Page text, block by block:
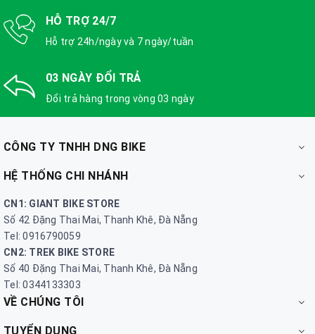
HỖ TRỢ 24/7
Hỗ trợ 24h/ngày và 7 ngày/tuần
03 NGÀY ĐỔI TRẢ
Đổi trả hàng trong vòng 03 ngày
CÔNG TY TNHH DNG BIKE
HỆ THỐNG CHI NHÁNH
CN1: GIANT BIKE STORE
Số 42 Đặng Thai Mai, Thanh Khê, Đà Nẵng
Tel: 0916790059
CN2: TREK BIKE STORE
Số 40 Đặng Thai Mai, Thanh Khê, Đà Nẵng
Tel: 0344133303
VỀ CHÚNG TÔI
TUYỂN DỤNG